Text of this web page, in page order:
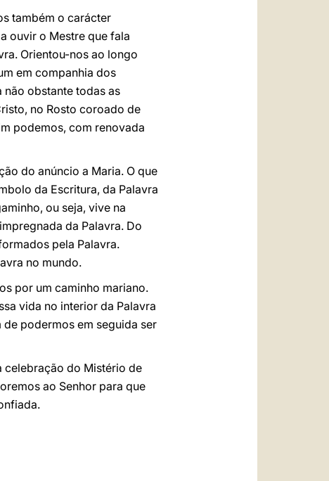
também o carácter
ouvir o Mestre que fala
Orientou-nos ao longo
em companhia dos
não obstante todas as
no Rosto coroado de
podemos, com renovada
do anúncio a Maria. O que
da Escritura, da Palavra
ou seja, vive na
da Palavra. Do
pela Palavra.
no mundo.
por um caminho mariano.
vida no interior da Palavra
podermos em seguida ser
celebração do Mistério de
ao Senhor para que